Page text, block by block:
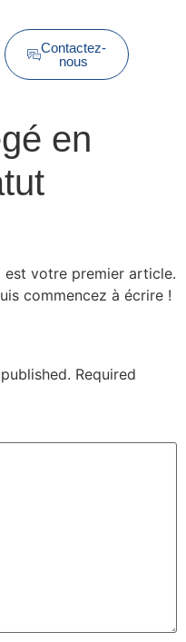
Contactez-
nous
en
est votre premier article.
commencez à écrire !
Required